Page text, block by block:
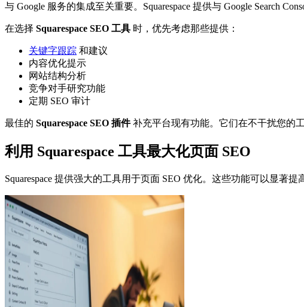
与 Google 服务的集成至关重要。Squarespace 提供与 Google Search
在选择 Squarespace SEO 工具 时，优先考虑那些提供：
关键字跟踪 和建议
内容优化提示
网站结构分析
竞争对手研究功能
定期 SEO 审计
最佳的 Squarespace SEO 插件补充平台现有功能。它们在不干扰您的
利用 Squarespace 工具最大化页面 SEO
Squarespace 提供强大的工具用于页面 SEO 优化。这些功能可以显著